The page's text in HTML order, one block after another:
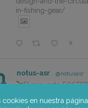
in-fishing-gear/
X
notus-asr @notusasr
El proyecto
participativa de
cookies en nuestra